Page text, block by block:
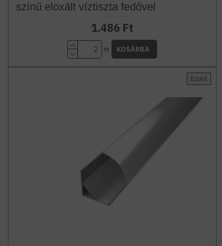
színű eloxált víztiszta fedővel
1.486 Ft
m KOSÁRBA
Ezüst